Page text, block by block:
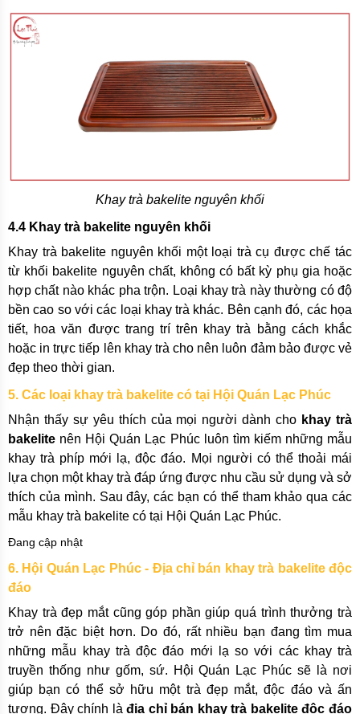
Khay trà bakelite nguyên khối
4.4 Khay trà bakelite nguyên khối
Khay trà bakelite nguyên khối một loại trà cụ được chế tác
từ khối bakelite nguyên chất, không có bất kỳ phụ gia hoặc
hợp chất nào khác pha trộn. Loại khay trà này thường có độ
bền cao so với các loại khay trà khác. Bên cạnh đó, các họa
tiết, hoa văn được trang trí trên khay trà bằng cách khắc
hoặc in trực tiếp lên khay trà cho nên luôn đảm bảo được vẻ
đẹp theo thời gian.
5. Các loại khay trà bakelite có tại Hội Quán Lạc Phúc
Nhận thấy sự yêu thích của mọi người dành cho khay trà
bakelite nên Hội Quán Lạc Phúc luôn tìm kiếm những mẫu
khay trà phíp mới lạ, độc đáo. Mọi người có thể thoải mái
lựa chọn một khay trà đáp ứng được nhu cầu sử dụng và sở
thích của mình. Sau đây, các bạn có thể tham khảo qua các
mẫu khay trà bakelite có tại Hội Quán Lạc Phúc.
Đang cập nhật
6. Hội Quán Lạc Phúc - Địa chỉ bán khay trà bakelite độc
đáo
Khay trà đẹp mắt cũng góp phần giúp quá trình thưởng trà
trở nên đặc biệt hơn. Do đó, rất nhiều bạn đang tìm mua
những mẫu khay trà độc đáo mới lạ so với các khay trà
truyền thống như gốm, sứ. Hội Quán Lạc Phúc sẽ là nơi
giúp bạn có thể sở hữu một trà đẹp mắt, độc đáo và ấn
tượng. Đây chính làđịa chỉ bán khay trà bakelite độc đáo